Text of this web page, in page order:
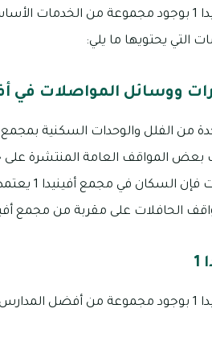
يحظى مجمع أفينيدا 1 بوجود مجموعة من
التي يحتويها ما يلي:
ووسائل المواصلات في
المواقف العامة المنتشرة على
لوسائل
الحافلات على مقربة من مجمع